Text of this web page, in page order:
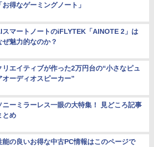
「お得なゲーミングノート」
スマートノートのiFLYTEK「AINOTE 2」は
ぜ魅力的なのか？
リエイティブが作った2万円台の“小さなピュ
オーディオスピーカー”
ニーミラーレス一眼の大特集！ 見どころ記事
とめ
能の良いお得な中古PC情報はこのページで